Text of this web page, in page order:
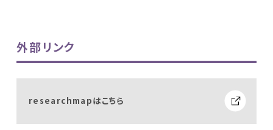
外部リンク
researchmapはこちら